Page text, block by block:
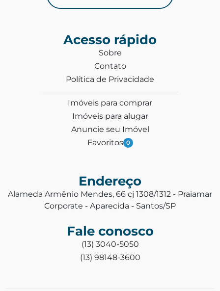
Acesso rápido
Sobre
Contato
Política de Privacidade
Imóveis para comprar
Imóveis para alugar
Anuncie seu Imóvel
Favoritos 0
Endereço
Alameda Armênio Mendes, 66 cj 1308/1312 - Praiamar
Corporate - Aparecida - Santos/SP
Fale conosco
(13) 3040-5050
(13) 98148-3600